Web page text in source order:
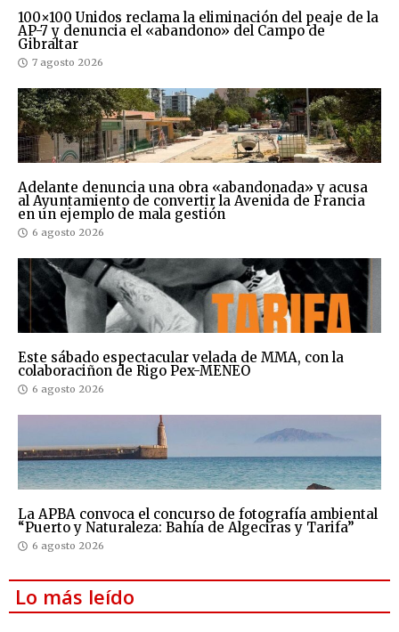
100×100 Unidos reclama la eliminación del peaje de la
AP-7 y denuncia el «abandono» del Campo de
Gibraltar
7 agosto 2026
Adelante denuncia una obra «abandonada» y acusa
al Ayuntamiento de convertir la Avenida de Francia
en un ejemplo de mala gestión
6 agosto 2026
Este sábado espectacular velada de MMA, con la
colaboraciñon de Rigo Pex-MENEO
6 agosto 2026
La APBA convoca el concurso de fotografía ambiental
“Puerto y Naturaleza: Bahía de Algeciras y Tarifa”
6 agosto 2026
Lo más leído